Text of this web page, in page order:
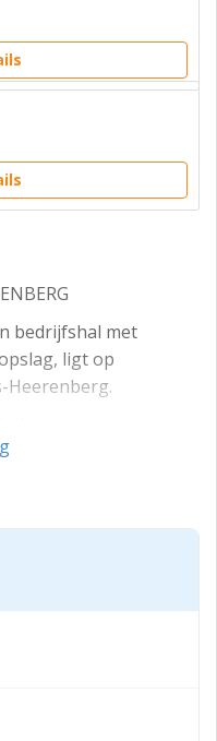
bedrijfshal met
ligt op
Heerenberg.
kantoor en de
(expeditie ingang).
de kantine,
magazijn.
de Nederlandse
en Duitsland. Het
A12 of vanaf de